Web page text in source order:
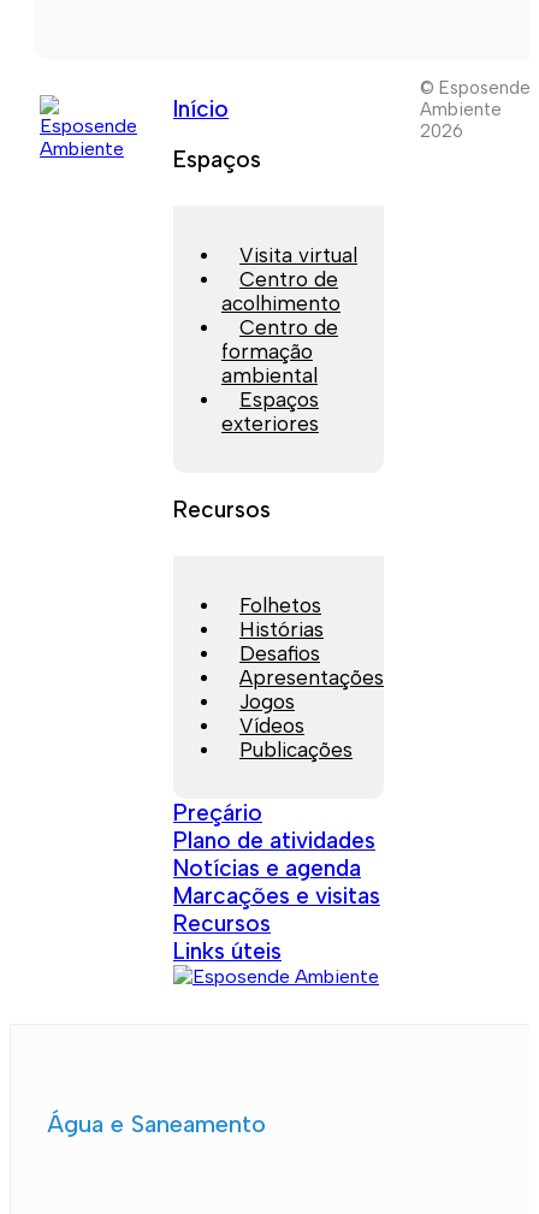
Início
Espaços
Visita virtual
Centro de
acolhimento
Centro de
formação
ambiental
Espaços
exteriores
Recursos
Folhetos
Histórias
Desafios
Apresentações
Jogos
Vídeos
Publicações
Preçário
Plano de atividades
Notícias e agenda
Marcações e visitas
Recursos
Links úteis
© Esposende
Ambiente
2026
Água e Saneamento